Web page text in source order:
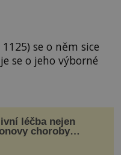
se o něm sice
se o jeho výborné
léčba nejen
choroby